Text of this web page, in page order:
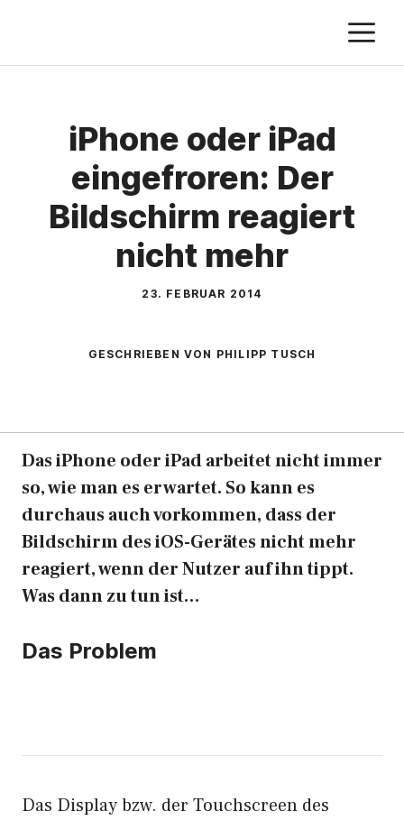
springen
iPhone oder iPad
eingefroren: Der
Bildschirm reagiert
nicht mehr
23. FEBRUAR 2014
GESCHRIEBEN VON PHILIPP TUSCH
Das iPhone oder iPad arbeitet nicht immer
so, wie man es erwartet. So kann es
durchaus auch vorkommen, dass der
Bildschirm des iOS-Gerätes nicht mehr
reagiert, wenn der Nutzer auf ihn tippt.
Was dann zu tun ist…
Das Problem
Das Display bzw. der Touchscreen des